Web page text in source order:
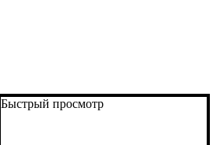
Быстрый просмотр